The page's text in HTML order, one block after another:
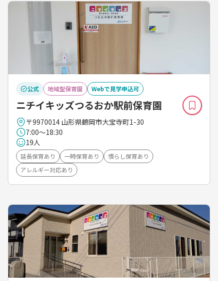
公式 地域型保育園 Webで見学申込可
ニチイキッズつるおか駅前保育園
〒9970014 山形県鶴岡市大宝寺町1-30
7:00～18:30
19人
延長保育あり 一時保育あり
慣らし保育あり
アレルギー対応あり